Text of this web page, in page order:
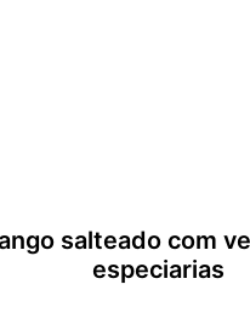
salteado com
especiarias